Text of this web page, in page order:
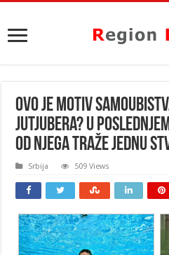
OVO JE MOTIV
JUTJUBERA? U
od njega TRAŽE jednu
Srbija 509 Views